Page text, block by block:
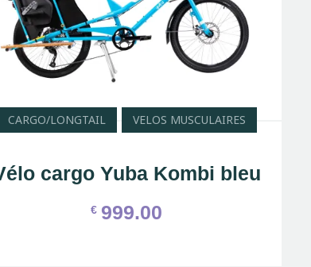
CARGO/LONGTAIL VELOS MUSCULAIRES
cargo Yuba Kombi bleu
€ 999.00